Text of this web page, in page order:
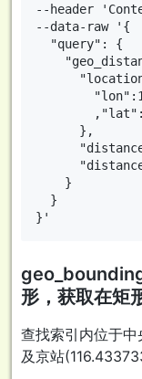
--header
--data-raw '{
  "query": {
      },
    }
  }
形，获取在矩
查找索引内位于
及京站